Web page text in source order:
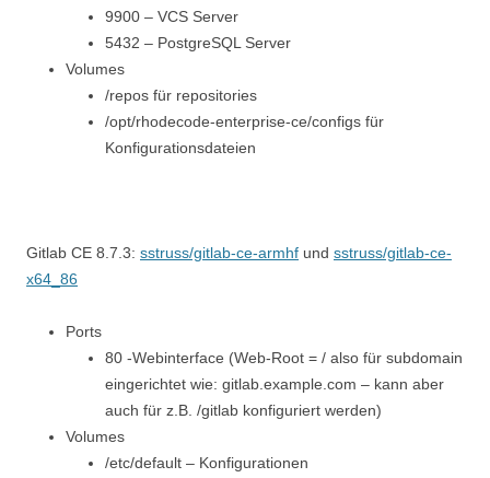
9900 – VCS Server
5432 – PostgreSQL Server
Volumes
/repos für repositories
/opt/rhodecode-enterprise-ce/configs für
Konfigurationsdateien
Gitlab CE 8.7.3: sstruss/gitlab-ce-armhf und sstruss/gitlab-ce-
x64_86
Ports
80 -Webinterface (Web-Root = / also für subdomain
eingerichtet wie: gitlab.example.com – kann aber
auch für z.B. /gitlab konfiguriert werden)
Volumes
/etc/default – Konfigurationen